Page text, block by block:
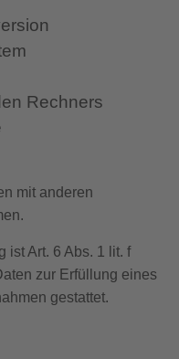
Rechners
mit anderen
ist Art. 6 Abs. 1 lit. f
zur Erfüllung eines
gestattet.